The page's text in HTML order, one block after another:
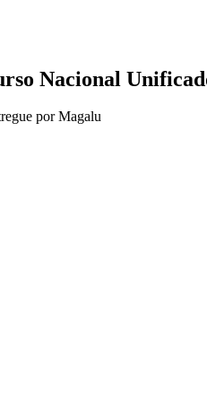
Nacional
por Magalu